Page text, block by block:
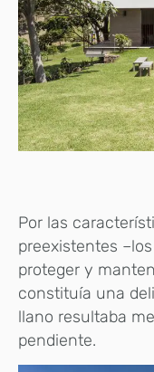
Por las
preexistentes
proteger y
constituía una
llano resultaba
pendiente.